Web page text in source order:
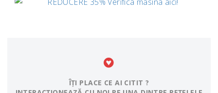
ÎȚI PLACE CE AI CITIT ?